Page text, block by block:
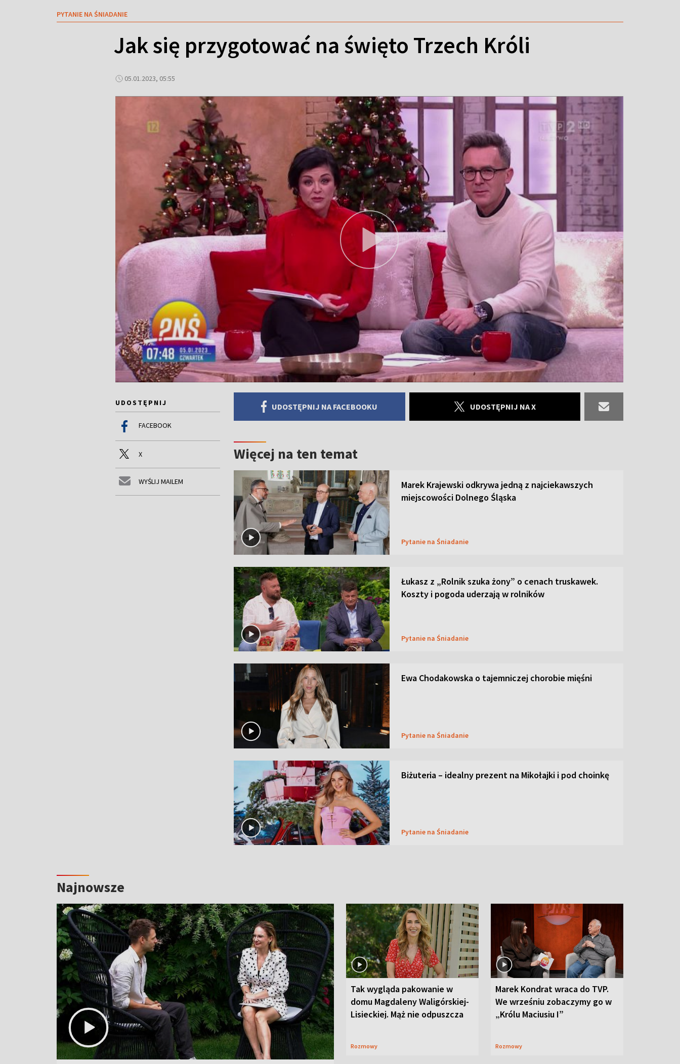
PYTANIE NA ŚNIADANIE
Jak się przygotować na święto Trzech Króli
05.01.2023, 05:55
UDOSTĘPNIJ
FACEBOOK
X
WYŚLIJ MAILEM
UDOSTĘPNIJ NA FACEBOOKU UDOSTĘPNIJ NA X
Więcej na ten temat
Marek Krajewski odkrywa jedną z najciekawszych
miejscowości Dolnego Śląska
Pytanie na Śniadanie
Łukasz z „Rolnik szuka żony” o cenach truskawek.
Koszty i pogoda uderzają w rolników
Pytanie na Śniadanie
Ewa Chodakowska o tajemniczej chorobie mięśni
Pytanie na Śniadanie
Biżuteria – idealny prezent na Mikołajki i pod choinkę
Pytanie na Śniadanie
Najnowsze
Tak wygląda pakowanie w
domu Magdaleny Waligórskiej-
Lisieckiej. Mąż nie odpuszcza
Rozmowy
Marek Kondrat wraca do TVP.
We wrześniu zobaczymy go w
„Królu Maciusiu I”
Rozmowy